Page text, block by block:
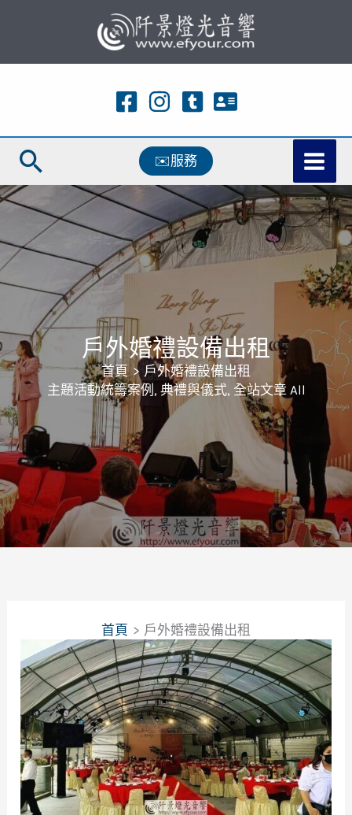
主
容
搜
尋
✉️服務
戶外婚禮設備出租
首頁
戶外婚禮設備出租
主題活動統籌案例 , 典禮與儀式, 全站文章 All
首頁 戶外婚禮設備出租